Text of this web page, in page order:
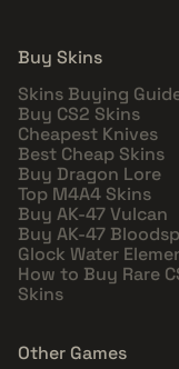
Buy Skins
Skins Buying
Buy CS2 Skins
Cheapest Knives
Best Cheap Skins
Buy Dragon Lore
Top M4A4 Skins
Buy AK-47 Vulcan
Buy AK-47
Glock Water
How to Buy Rare
Skins
Other Games